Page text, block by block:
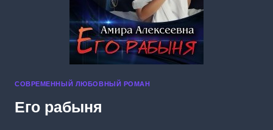
СОВРЕМЕННЫЙ ЛЮБОВНЫЙ РОМАН
Его рабыня